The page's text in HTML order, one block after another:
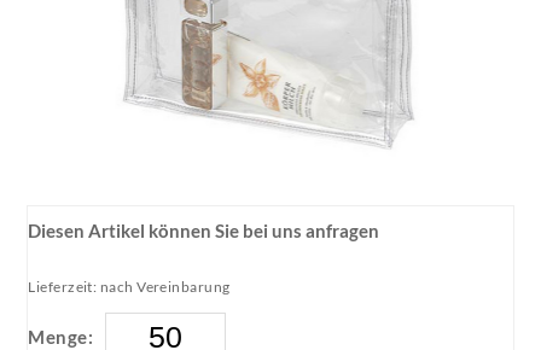
Diesen Artikel können Sie bei uns anfragen
Lieferzeit: nach Vereinbarung
Menge: